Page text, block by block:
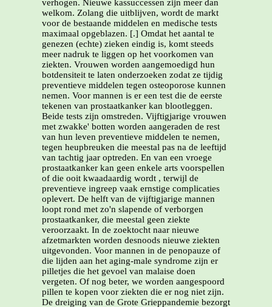
verhogen. Nieuwe kassuccessen zijn meer dan
welkom. Zolang die uitblijven, wordt de markt
voor de bestaande middelen en medische tests
maximaal opgeblazen. [.] Omdat het aantal te
genezen (echte) zieken eindig is, komt steeds
meer nadruk te liggen op het voorkomen van
ziekten. Vrouwen worden aangemoedigd hun
botdensiteit te laten onderzoeken zodat ze tijdig
preventieve middelen tegen osteoporose kunnen
nemen. Voor mannen is er een test die de eerste
tekenen van prostaatkanker kan blootleggen.
Beide tests zijn omstreden. Vijftigjarige vrouwen
met zwakke' botten worden aangeraden de rest
van hun leven preventieve middelen te nemen,
tegen heupbreuken die meestal pas na de leeftijd
van tachtig jaar optreden. En van een vroege
prostaatkanker kan geen enkele arts voorspellen
of die ooit kwaadaardig wordt , terwijl de
preventieve ingreep vaak ernstige complicaties
oplevert. De helft van de vijftigjarige mannen
loopt rond met zo'n slapende of verborgen
prostaatkanker, die meestal geen ziekte
veroorzaakt. In de zoektocht naar nieuwe
afzetmarkten worden desnoods nieuwe ziekten
uitgevonden. Voor mannen in de penopauze of
die lijden aan het aging-male syndrome zijn er
pilletjes die het gevoel van malaise doen
vergeten. Of nog beter, we worden aangespoord
pillen te kopen voor ziekten die er nog niet zijn.
De dreiging van de Grote Grieppandemie bezorgt